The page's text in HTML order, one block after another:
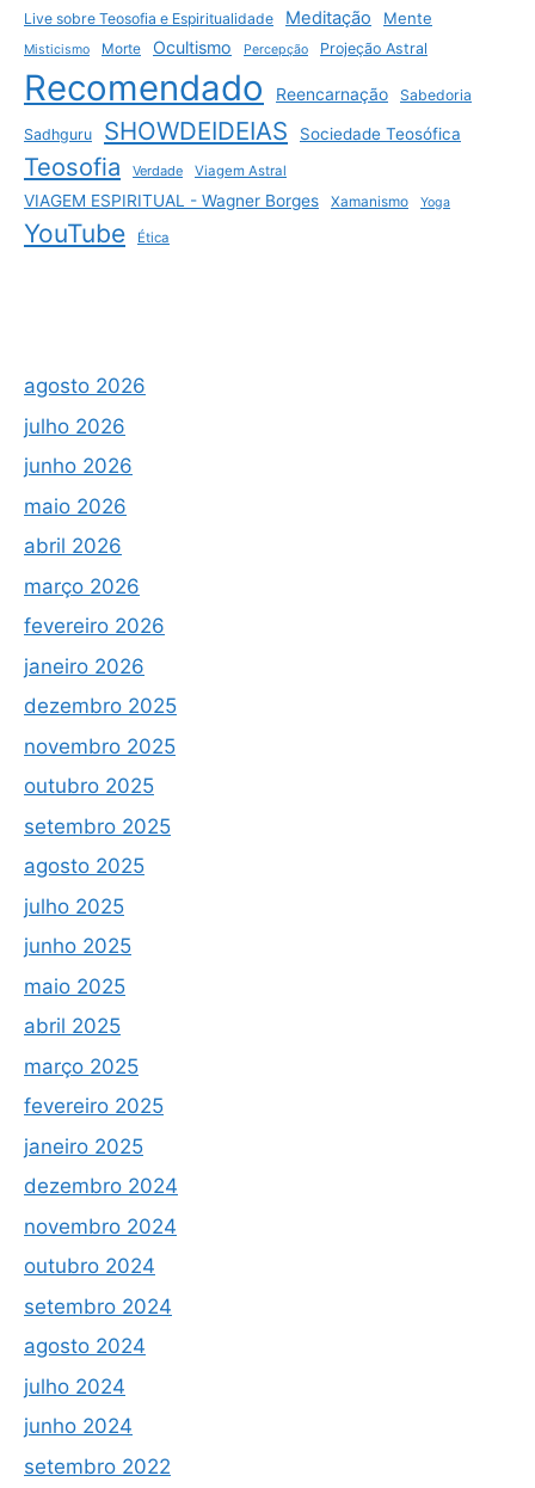
Live sobre Teosofia e Espiritualidade
Meditação Mente
Misticismo Morte Ocultismo Percepção Projeção Astral
Recomendado Reencarnação Sabedoria
Sadhguru SHOWDEIDEIAS Sociedade Teosófica
Teosofia Verdade Viagem Astral
VIAGEM ESPIRITUAL - Wagner Borges Xamanismo Yoga
YouTube Ética
agosto 2026
julho 2026
junho 2026
maio 2026
abril 2026
março 2026
fevereiro 2026
janeiro 2026
dezembro 2025
novembro 2025
outubro 2025
setembro 2025
agosto 2025
julho 2025
junho 2025
maio 2025
abril 2025
março 2025
fevereiro 2025
janeiro 2025
dezembro 2024
novembro 2024
outubro 2024
setembro 2024
agosto 2024
julho 2024
junho 2024
setembro 2022